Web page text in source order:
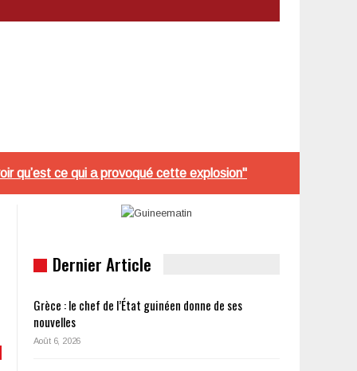
qu’est ce qui a provoqué cette explosion"
Dernier Article
Grèce : le chef de l’État guinéen donne de ses
nouvelles
Août 6, 2026